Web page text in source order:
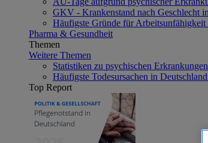
GKV - Krankenstand nach Geschlecht
Häufigste Gründe für
Pharma & Gesundheit
Themen
Weitere Themen
Statistiken zu psychischen
Häufigste Todesursachen in
Top Report